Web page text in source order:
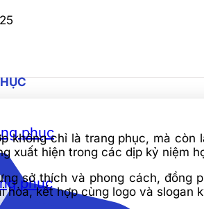
phục
phục
không chỉ là trang phục, mà
xuất hiện trong các dịp kỷ niệm
sở thích và phong cách, đồng
hòa, kết hợp cùng logo và slogan